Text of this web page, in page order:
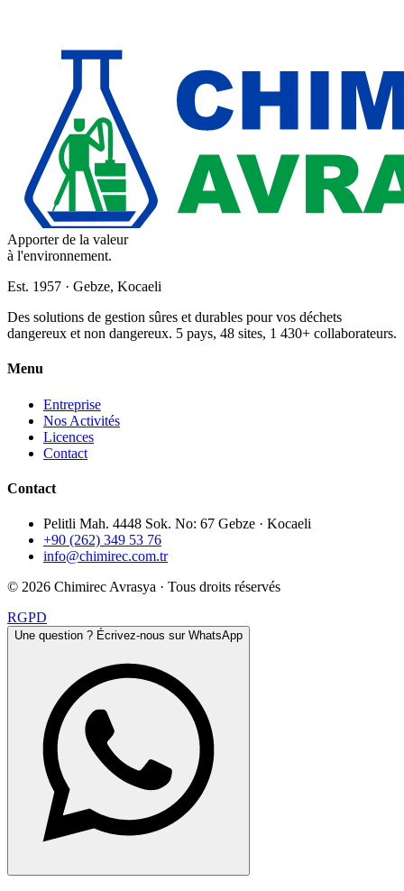
Apporter de la valeur
à l'environnement.
Est. 1957 · Gebze, Kocaeli
Des solutions de gestion sûres et durables pour vos déchets
dangereux et non dangereux. 5 pays, 48 sites, 1 430+ collaborateurs.
Menu
Entreprise
Nos Activités
Licences
Contact
Contact
Pelitli Mah. 4448 Sok. No: 67 Gebze · Kocaeli
+90 (262) 349 53 76
info@chimirec.com.tr
© 2026 Chimirec Avrasya · Tous droits réservés
RGPD
Une question ? Écrivez-nous sur WhatsApp